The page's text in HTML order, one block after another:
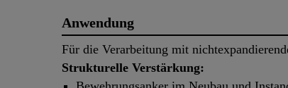
Anwendung
Für die Verarbeitung mit
Strukturelle Verstärkung: